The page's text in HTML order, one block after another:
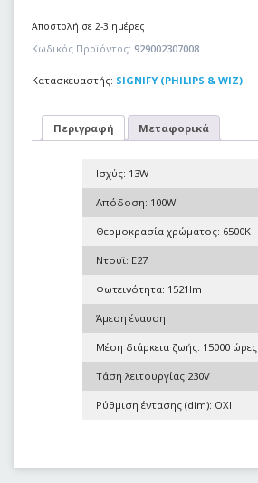
Αποστολή σε 2-3 ημέρες
Κωδικός Προϊόντος: 929002307008
Κατασκευαστής: SIGNIFY (PHILIPS & WIZ)
Περιγραφή Μεταφορικά
Ισχύς: 13W
Απόδοση: 100W
Θερμοκρασία χρώματος: 6500K
Ντουϊ: E27
Φωτεινότητα: 1521lm
Άμεση έναυση
Μέση διάρκεια ζωής: 15000 ώρες
Τάση λειτουργίας:230V
Ρύθμιση έντασης (dim): OXI